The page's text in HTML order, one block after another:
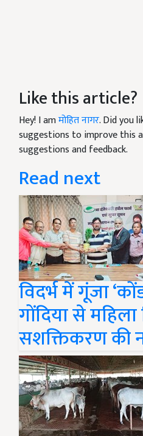
Like this article?
Hey! I amमोहित नागर. Did you
suggestions to improve this
suggestions and feedback.
Read next
विदर्भ में गूंजा
गोंदिया से
सशक्तिकरण की